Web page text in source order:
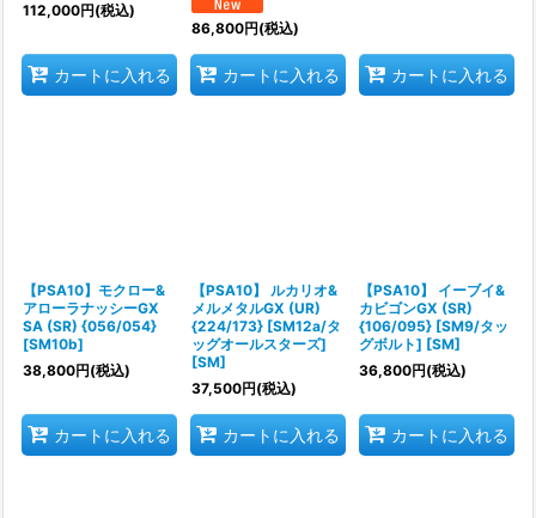
112,000円(税込)
カートに入れる
86,800円(税込)
カートに入れる カートに入れる
【PSA10】モクロー&
アローラナッシーGX
SA (SR) {056/054}
[SM10b]
38,800円(税込)
カートに入れる
【PSA10】 ルカリオ&
メルメタルGX (UR)
{224/173} [SM12a/タ
ッグオールスターズ]
[SM]
37,500円(税込)
カートに入れる
【PSA10】 イーブイ&
カビゴンGX (SR)
{106/095} [SM9/タッ
グボルト] [SM]
36,800円(税込)
カートに入れる